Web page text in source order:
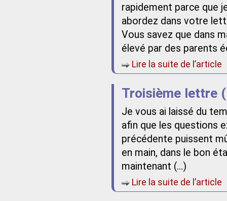
rapidement parce que
abordez dans votre
Vous savez que dans
élevé par des parents
Lire la suite de l’article
Troisième lettre
Je vous ai laissé du
afin que les questions
précédente puissent
en main, dans le bon
maintenant (…)
Lire la suite de l’article